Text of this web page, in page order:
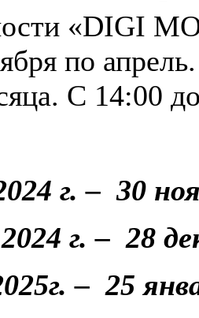
«DIGI
по
С 14:00
г. – 30
г. – 28
– 25